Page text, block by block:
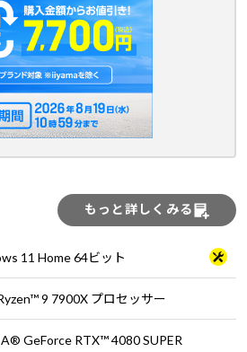
もっと詳しくみる
11 Home 64ビット
9 7900X プロセッサー
GeForce RTX™ 4080 SUPER